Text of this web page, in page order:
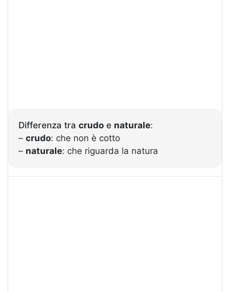
Differenza tra crudo e naturale:
– crudo: che non è cotto
– naturale: che riguarda la natura